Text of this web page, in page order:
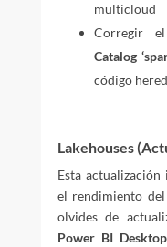
multicloud
Corregir
Catalog
código
Lakehouses
Esta
el rendimiento
olvides de
Power BI